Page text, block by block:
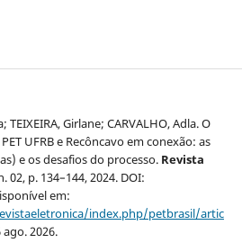
TEIXEIRA, Girlane; CARVALHO, Adla. O
UFRB e Recôncavo em conexão: as
e os desafios do processo. Revista
02, p. 134–144, 2024. DOI:
em:
index.php/petbrasil/artic
ago. 2026.